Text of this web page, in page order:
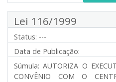
Lei 116/1999
Status: ---
Data de Publicação:
Súmula: AUTORIZA O
CONVÊNIO COM O